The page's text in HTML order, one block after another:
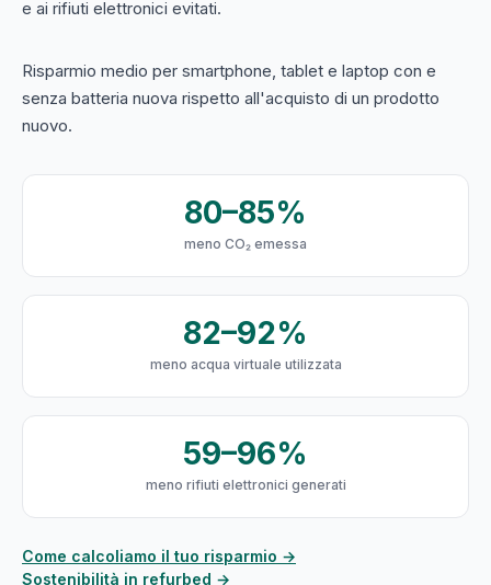
e ai rifiuti elettronici evitati.
Risparmio medio per smartphone, tablet e laptop con e
senza batteria nuova rispetto all'acquisto di un prodotto
nuovo.
80–85%
meno CO₂ emessa
82–92%
meno acqua virtuale utilizzata
59–96%
meno rifiuti elettronici generati
Come calcoliamo il tuo risparmio →
Sostenibilità in refurbed →